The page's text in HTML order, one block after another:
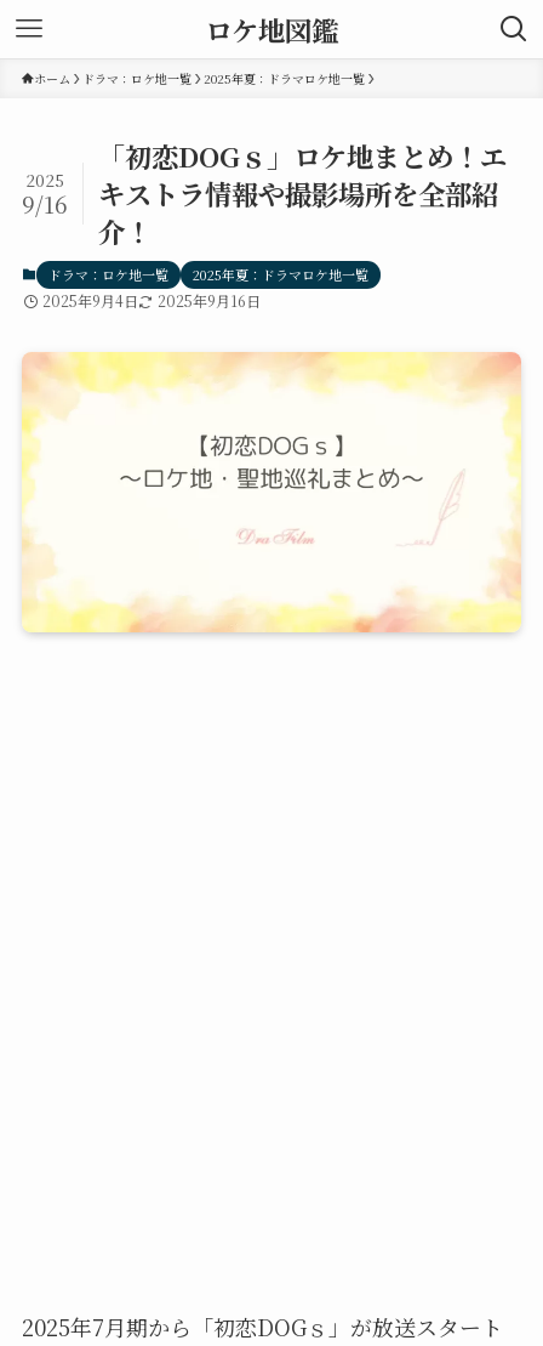
ロケ地図鑑
ホーム ドラマ：ロケ地一覧 2025年夏：ドラマロケ地一覧
「初恋DOGｓ」ロケ地まとめ！エ
キストラ情報や撮影場所を全部紹
介！
2025
9/16
ドラマ：ロケ地一覧 2025年夏：ドラマロケ地一覧
2025年9月4日 2025年9月16日
2025年7月期から「初恋DOGｓ」が放送スタート